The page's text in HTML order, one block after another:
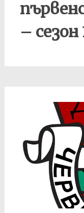
– сезон